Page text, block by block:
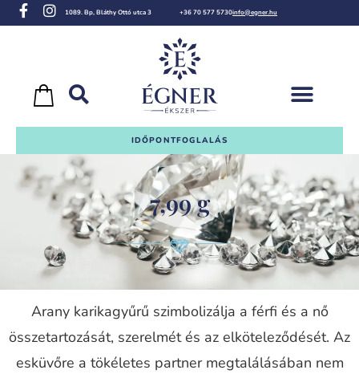
1089. Bp, Bláthy Ottó utca 3 +36 70 577 5730info@egner.hu
IDŐPONTFOGLALÁS
7,99 g
Arany karikagyűrű szimbolizálja a férfi és a nő
összetartozását, szerelmét és az elköteleződését. Az
esküvőre a tökéletes partner megtalálásában nem